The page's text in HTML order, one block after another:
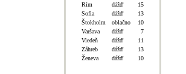
Rím
dážď
15
Sofia
dážď
13
Štokholm
oblačno
10
Varšava
dážď
7
Viedeň
dážď
11
Záhreb
dážď
13
Ženeva
dážď 10